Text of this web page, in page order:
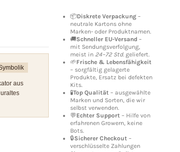
aus
📦Diskrete Verpackung –
neutrale Kartons ohne
Marken- oder Produktnamen.
🚚Schneller EU-Versand –
mit Sendungsverfolgung,
meist in 24–72 Std. geliefert.
🌱Frische & Lebensfähigkeit
– sorgfältig gelagerte
Produkte, Ersatz bei defekten
Kits.
🧪Top Qualität – ausgewählte
Marken und Sorten, die wir
selbst verwenden.
💬Echter Support – Hilfe von
erfahrenen Growern, keine
Bots.
🔒Sicherer Checkout –
verschlüsselte Zahlungen